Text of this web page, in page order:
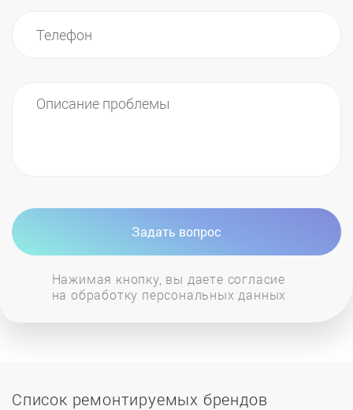
Задать вопрос
Нажимая кнопку, вы даете согласие
на обработку персональных данных
Список ремонтируемых брендов